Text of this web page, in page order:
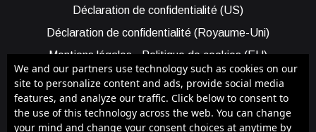
Déclaration de confidentialité (US)
Déclaration de confidentialité (Royaume-Uni)
Mentions légales
Politique de cookies (EU)
Cookie Policy (AUS)
Cookie Policy (US)
Qui sommes-nous ?
Participer à Blois Capitale
Bénéficier d’une assistance
We and our partners use technology such as cookies on our
site to personalize content and ads, provide social media
features, and analyze our traffic. Click below to consent to
the use of this technology across the web. You can change
your mind and change your consent choices at anytime by